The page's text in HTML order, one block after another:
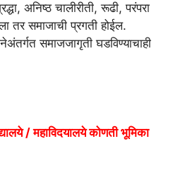
अनिष्ठ चालीरीती, रूढी, परंपरा
तर समाजाची प्रगती होईल.
समाजजागृती घडविण्याचाही
/ महाविदयालये कोणती भूमिका